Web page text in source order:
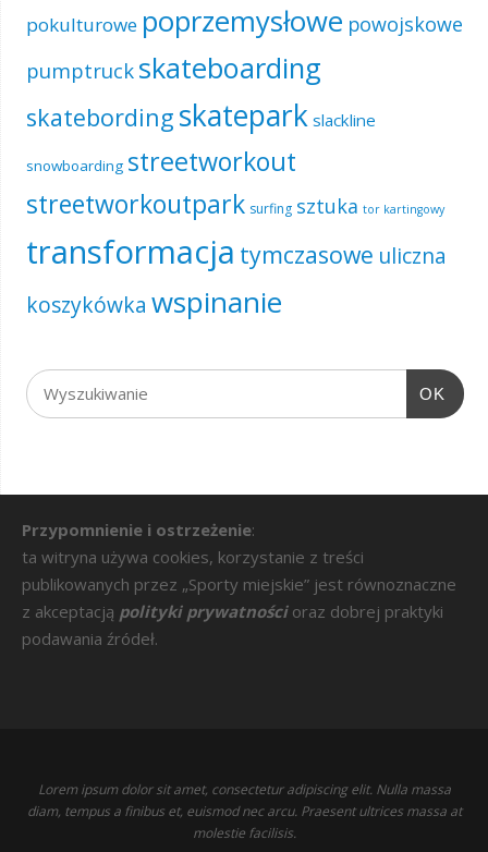
pokulturowe poprzemysłowe powojskowe
pumptruck skateboarding
skatebording skatepark slackline
snowboarding streetworkout
streetworkoutpark surfing sztuka tor kartingowy
transformacja tymczasowe uliczna
koszykówka wspinanie
OK
Przypomnienie i ostrzeżenie:
ta witryna używa cookies, korzystanie z treści
publikowanych przez „Sporty miejskie” jest równoznaczne
z akceptacją polityki prywatności oraz dobrej praktyki
podawania źródeł.
Lorem ipsum dolor sit amet, consectetur adipiscing elit. Nulla massa
diam, tempus a finibus et, euismod nec arcu. Praesent ultrices massa at
molestie facilisis.